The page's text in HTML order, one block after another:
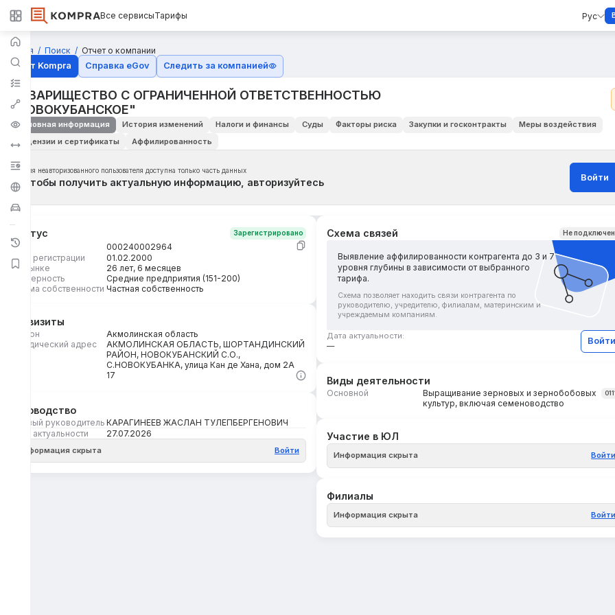
Все сервисыТарифы Рус
Главная Поиск
Отчет о компании
Отчёт Kompra
Справка eGov Следить за компанией
ТОВАРИЩЕСТВО С ОГРАНИЧЕННОЙ ОТВЕТСТВЕННОСТЬЮ
"НОВОКУБАНСКОЕ"
Основная информация История изменений Налоги и финансы Суды Факторы риска Закупки и госконтракты
Меры воздействия
Лицензии и сертификаты
Аффилированность
Для неавторизованного пользователя доступна только часть данных
Чтобы получить актуальную информацию, авторизуйтесь Войти
Статус Зарегистрировано
БИН
000240002964
Дата регистрации
01.02.2000
На рынке
26 лет, 6 месяцев
Размерность
Средние предприятия (151-200)
Форма собственности Частная собственность
Реквизиты
Регион
Акмолинская область
Юридический адрес
АКМОЛИНСКАЯ ОБЛАСТЬ, ШОРТАНДИНСКИЙ
РАЙОН, НОВОКУБАНСКИЙ С.О.,
С.НОВОКУБАНКА, улица Кан де Хана, дом 2А
17
Руководство
Первый руководитель КАРАГИНЕЕВ ЖАСЛАН ТУЛЕПБЕРГЕНОВИЧ
Дата актуальности
27.07.2026
Информация скрыта Войти
Схема связей Не
Выявление аффилированности контрагента до 3 и 7
уровня глубины в зависимости от выбранного
тарифа.
Схема позволяет находить связи контрагента по
руководителю, учредителю, филиалам, материнским и
учреждаемым компаниям.
Дата актуальности:
—
Войти
Виды деятельности
Основной
Выращивание зерновых и зернобобовых
культур, включая семеноводство
Участие в ЮЛ
Информация скрыта Войти
Филиалы
Информация скрыта Войти